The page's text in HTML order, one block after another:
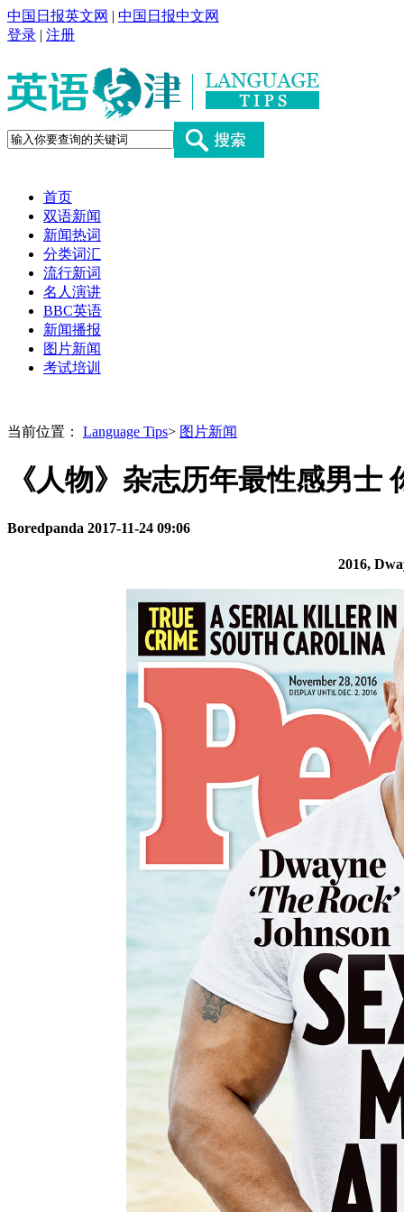
中国日报英文网 | 中国日报中文网
登录 | 注册
首页
双语新闻
新闻热词
分类词汇
流行新词
名人演讲
BBC英语
新闻播报
图片新闻
考试培训
当前位置： Language Tips> 图片新闻
《人物》杂志历年最性感男士
Boredpanda 2017-11-24 09:06
2016,